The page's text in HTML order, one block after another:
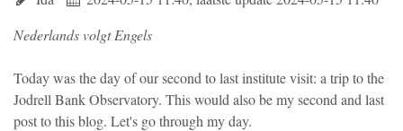
Nederlands volgt Engels
Today was the day of our second to last institute visit: a trip to the
Jodrell Bank Observatory. This would also be my second and last
post to this blog. Let's go through my day.